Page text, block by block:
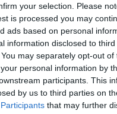
your selection. Please
is processed you may
ads based on personal
information disclosed to
may separately opt-out of
personal information by
participants. This
by us to third parties on
that may further
η μισή Σταλίδα μετά
ΔΕΗ (βίντεο)
- ΠΑΡΑΞΕΝΑ
Κολυμβητής
από τη Σουηδία